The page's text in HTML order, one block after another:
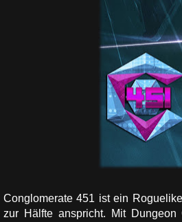
Conglomerate 451 ist ein
zur Hälfte anspricht. Mit